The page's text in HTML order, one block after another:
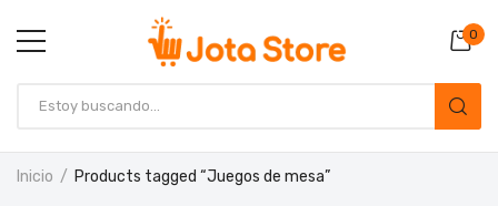
0
Inicio Products tagged “Juegos de mesa”